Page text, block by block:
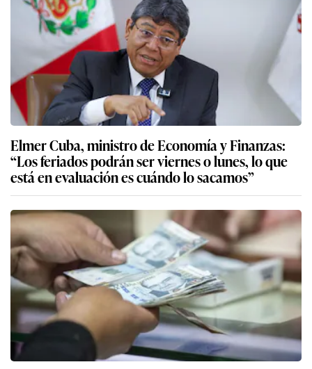
Elmer Cuba, ministro de Economía y Finanzas:
“Los feriados podrán ser viernes o lunes, lo que
está en evaluación es cuándo lo sacamos”